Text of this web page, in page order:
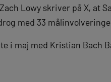
Lowy skriver på X, at
med 33
i maj med Kristian Bach